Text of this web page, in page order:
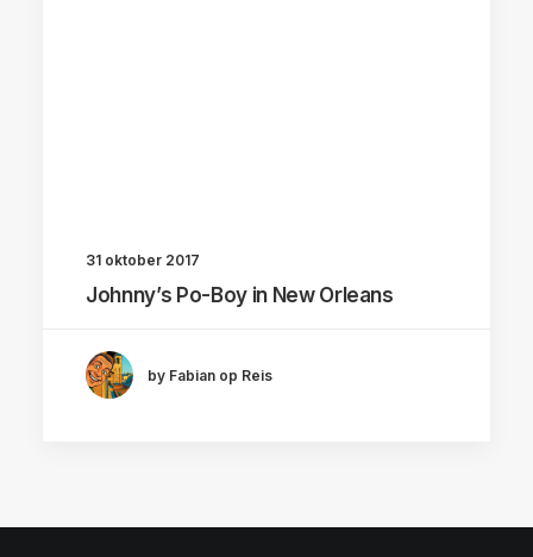
31 oktober 2017
Johnny’s Po-Boy in New Orleans
by Fabian op Reis